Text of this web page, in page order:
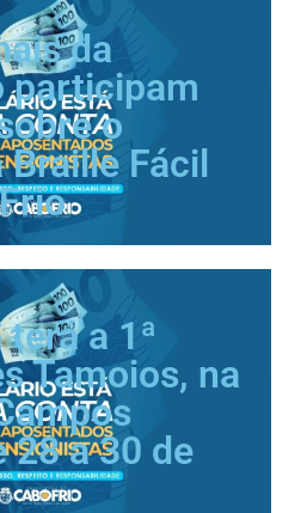
da
participam
o
Fácil
a 1ª
Tamoios, na
28 a 30 de